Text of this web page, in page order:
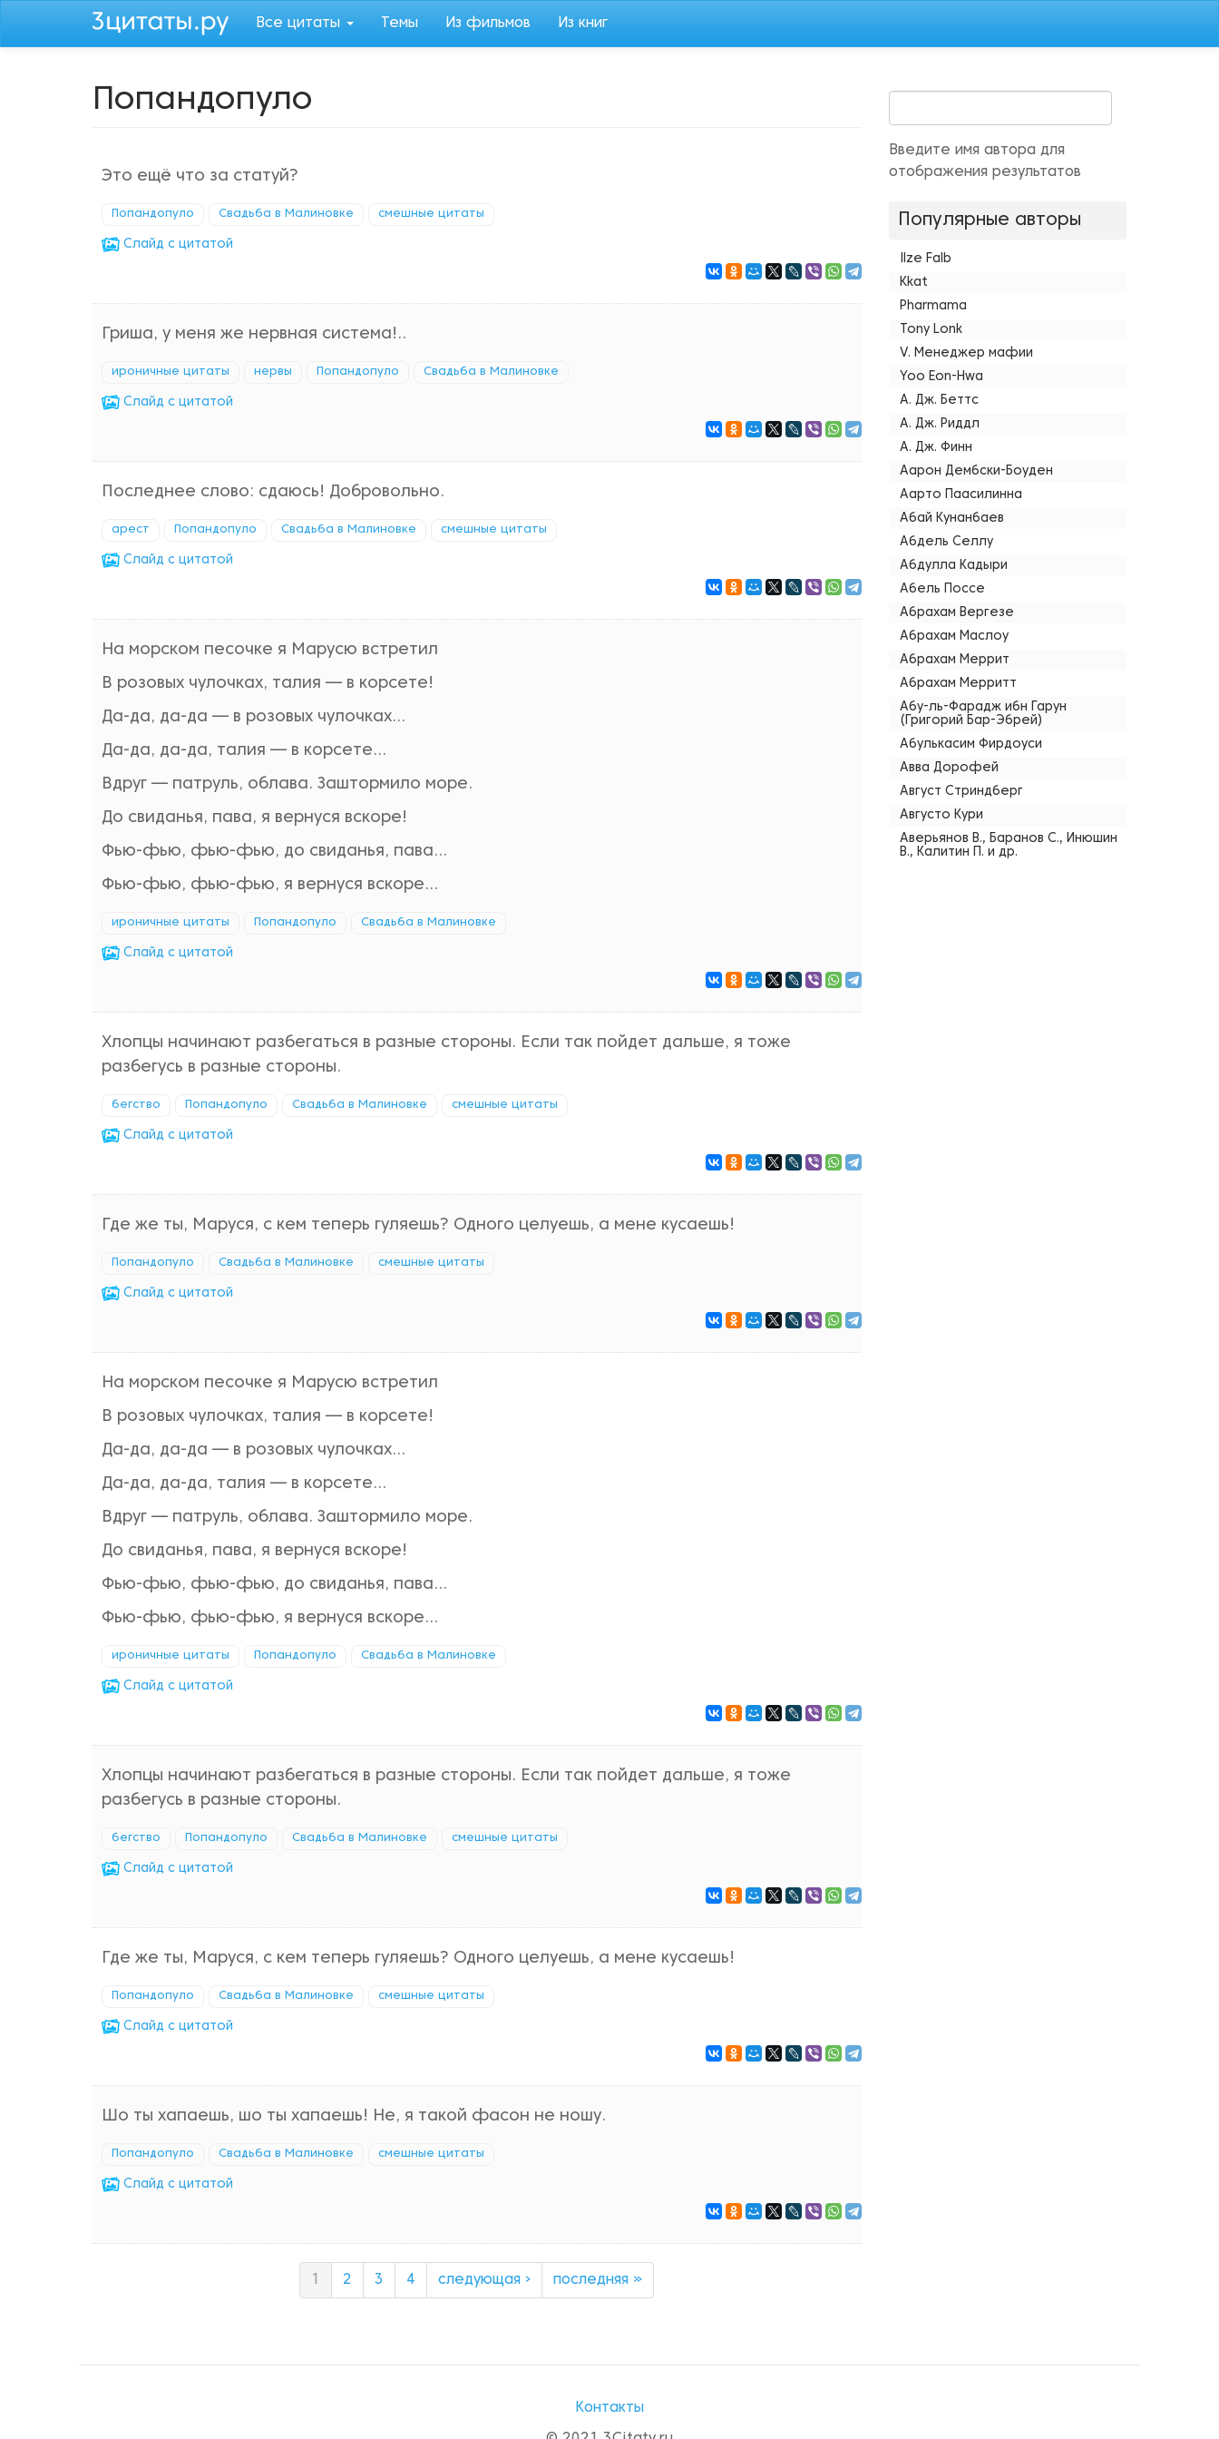
Все цитаты Темы Из фильмов Из книг
Попандопуло
Это ещё что за статуй?
Попандопуло Свадьба в Малиновке смешные цитаты
Cлайд с цитатой
Гриша, у меня же нервная система!..
ироничные цитаты нервы Попандопуло Свадьба в Малиновке
Cлайд с цитатой
Последнее слово: сдаюсь! Добровольно.
арест Попандопуло Свадьба в Малиновке смешные цитаты
Cлайд с цитатой
Hа морском песочке я Марусю встретил
В розовых чулочках, талия — в корсете!
Да-да, да-да — в розовых чулочках...
Да-да, да-да, талия — в корсете...
Вдруг — патруль, облава. Заштормило море.
До свиданья, пава, я вернуся вскоре!
Фью-фью, фью-фью, до свиданья, пава...
Фью-фью, фью-фью, я вернуся вскоре...
ироничные цитаты Попандопуло Свадьба в Малиновке
Cлайд с цитатой
Хлопцы начинают разбегаться в разные стороны. Если так пойдет дальше, я тоже
разбегусь в разные стороны.
бегство Попандопуло Свадьба в Малиновке смешные цитаты
Cлайд с цитатой
Где же ты, Маруся, с кем теперь гуляешь? Одного целуешь, а мене кусаешь!
Попандопуло Свадьба в Малиновке смешные цитаты
Cлайд с цитатой
Hа морском песочке я Марусю встретил
В розовых чулочках, талия — в корсете!
Да-да, да-да — в розовых чулочках...
Да-да, да-да, талия — в корсете...
Вдруг — патруль, облава. Заштормило море.
До свиданья, пава, я вернуся вскоре!
Фью-фью, фью-фью, до свиданья, пава...
Фью-фью, фью-фью, я вернуся вскоре...
ироничные цитаты Попандопуло Свадьба в Малиновке
Cлайд с цитатой
Хлопцы начинают разбегаться в разные стороны. Если так пойдет дальше, я тоже
разбегусь в разные стороны.
бегство Попандопуло Свадьба в Малиновке смешные цитаты
Cлайд с цитатой
Где же ты, Маруся, с кем теперь гуляешь? Одного целуешь, а мене кусаешь!
Попандопуло Свадьба в Малиновке смешные цитаты
Cлайд с цитатой
Шо ты хапаешь, шо ты хапаешь! Не, я такой фасон не ношу.
Попандопуло Свадьба в Малиновке смешные цитаты
Cлайд с цитатой
2 3 4 следующая › последняя »
Введите имя автора для
отображения результатов
Популярные авторы
Ilze Falb
Kkat
Pharmama
Tony Lonk
V. Менеджер мафии
Yoo Eon-Hwa
А. Дж. Беттс
А. Дж. Риддл
А. Дж. Финн
Аарон Дембски-Боуден
Аарто Паасилинна
Абай Кунанбаев
Абдель Селлу
Абдулла Кадыри
Абель Поссе
Абрахам Вергезе
Абрахам Маслоу
Абрахам Меррит
Абрахам Мерритт
Абу-ль-Фарадж ибн Гарун
(Григорий Бар-Эбрей)
Абулькасим Фирдоуси
Авва Дорофей
Август Стриндберг
Августо Кури
Аверьянов В., Баранов С., Инюшин
В., Калитин П. и др.
Контакты